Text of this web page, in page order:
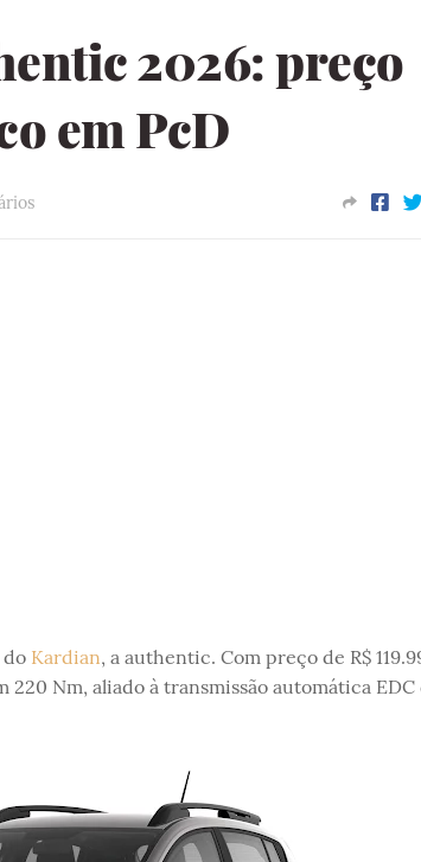
2026: preço
em PcD
Kardian, a authentic. Com preço de R$
Nm, aliado à transmissão automática EDC